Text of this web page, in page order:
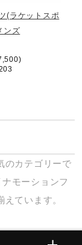
(ラケットスポ
ンズ
のカテゴリーで
ナモーションフ
ています。